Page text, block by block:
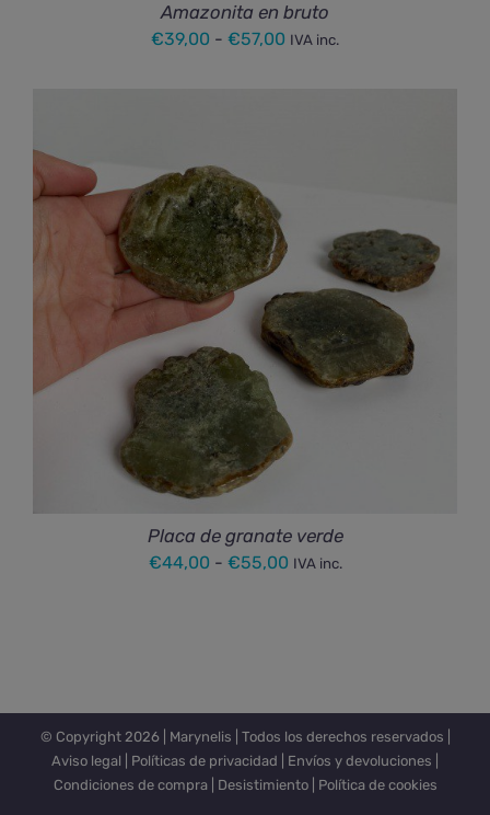
Amazonita en bruto
€39,00 - €57,00 Rango
IVA inc.
Placa de granate verde
€44,00 - €55,00Rango
hasta
€55,00
IVA inc.
© Copyright 2026 | Marynelis | Todos los derechos reservados |
Aviso legal
Políticas de privacidad Envíos y devoluciones
Condiciones de compra| Desistimiento| Política de cookies